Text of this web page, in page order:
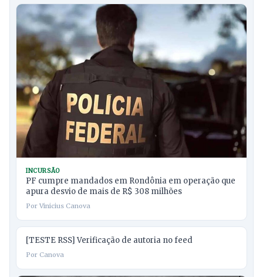
INCURSÃO
PF cumpre mandados em Rondônia em operação que
apura desvio de mais de R$ 308 milhões
Por Vinicius Canova
[TESTE RSS] Verificação de autoria no feed
Por Canova